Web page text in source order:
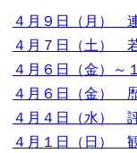
４月９日（月）
４月７日（土）
４月６日（金）
４月６日（金）
４月４日（水）
４月１日（日）